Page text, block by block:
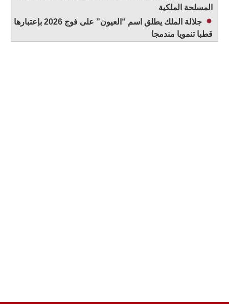
المسلحة الملكية
جلالة الملك يطلق اسم “العيون” على فوج 2026 بإعتبارها
قطبا تنمويا مندمجا